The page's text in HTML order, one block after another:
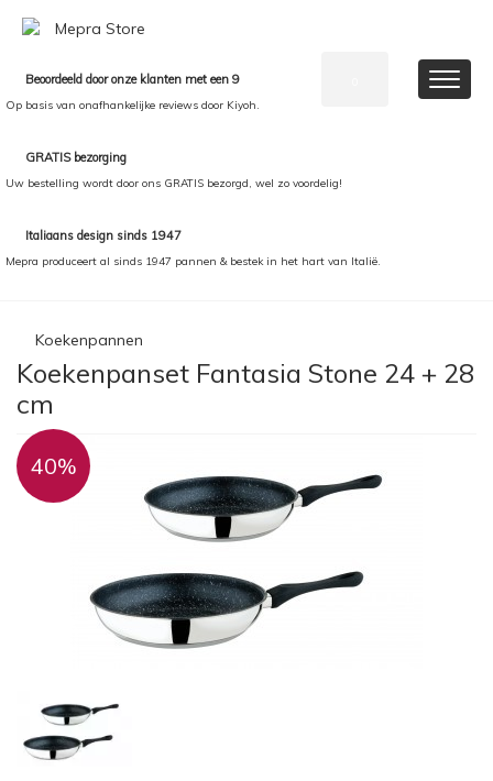
Beoordeeld door onze klanten met een 9
Op basis van onafhankelijke reviews door Kiyoh.
GRATIS bezorging
Uw bestelling wordt door ons GRATIS bezorgd, wel zo voordelig!
Italiaans design sinds 1947
Mepra produceert al sinds 1947 pannen & bestek in het hart van Italië.
Koekenpannen
Koekenpanset Fantasia Stone 24 + 28
cm
40%